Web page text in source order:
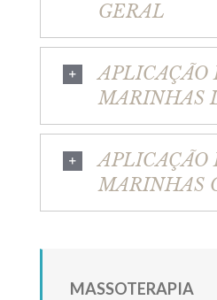
GERAL
APLICAÇÃO
MARINHAS
APLICAÇÃO
MARINHAS
MASSOTERAPIA